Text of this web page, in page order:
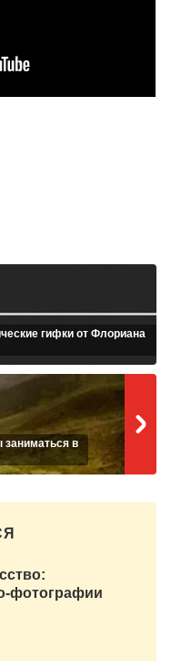
гифки от Флориана
заниматься в
фотографии
от Томаса